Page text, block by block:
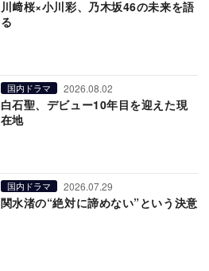
川﨑桜×小川彩、乃木坂46の未来を語
る
国内ドラマ 2026.08.02
白石聖、デビュー10年目を迎えた現
在地
国内ドラマ 2026.07.29
関水渚の“絶対に諦めない”という決意